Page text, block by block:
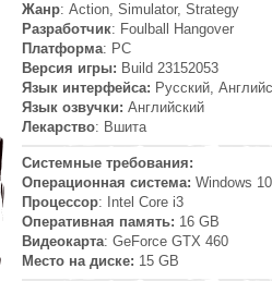
Жанр: Action, Simulator, Strategy
Разработчик: Foulball Hangover
Платформа: PC
Версия игры: Build 23152053
Язык интерфейса: Русский,
Язык озвучки: Английский
Лекарство: Вшита
Системные требования:
Операционная система: Windows
Процессор: Intel Core i3
Оперативная память: 16 GB
Видеокарта: GeForce GTX 460
Место на диске: 15 GB